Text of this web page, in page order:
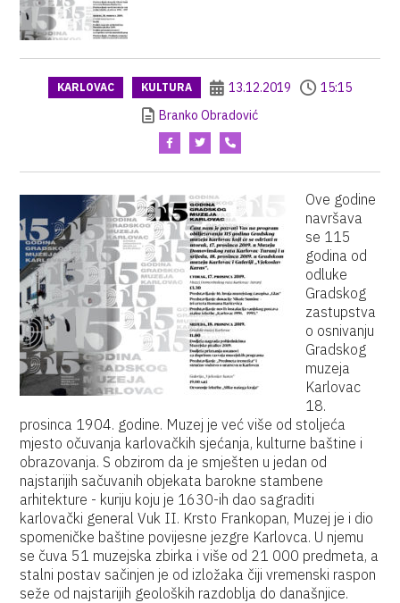
KARLOVAC KULTURA 13.12.2019
15:15
Branko Obradović
Ove godine
navršava
se 115
godina od
odluke
Gradskog
zastupstva
o osnivanju
Gradskog
muzeja
Karlovac
18.
prosinca 1904. godine. Muzej je već više od stoljeća
mjesto očuvanja karlovačkih sjećanja, kulturne baštine i
obrazovanja. S obzirom da je smješten u jedan od
najstarijih sačuvanih objekata barokne stambene
arhitekture - kuriju koju je 1630-ih dao sagraditi
karlovački general Vuk II. Krsto Frankopan, Muzej je i dio
spomeničke baštine povijesne jezgre Karlovca. U njemu
se čuva 51 muzejska zbirka i više od 21 000 predmeta, a
stalni postav sačinjen je od izložaka čiji vremenski raspon
seže od najstarijih geoloških razdoblja do današnjice.